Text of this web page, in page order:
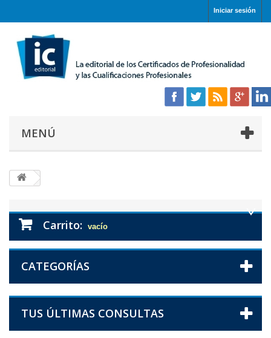
Iniciar sesión
MENÚ
Carrito: vacío
CATEGORÍAS
TUS ÚLTIMAS CONSULTAS